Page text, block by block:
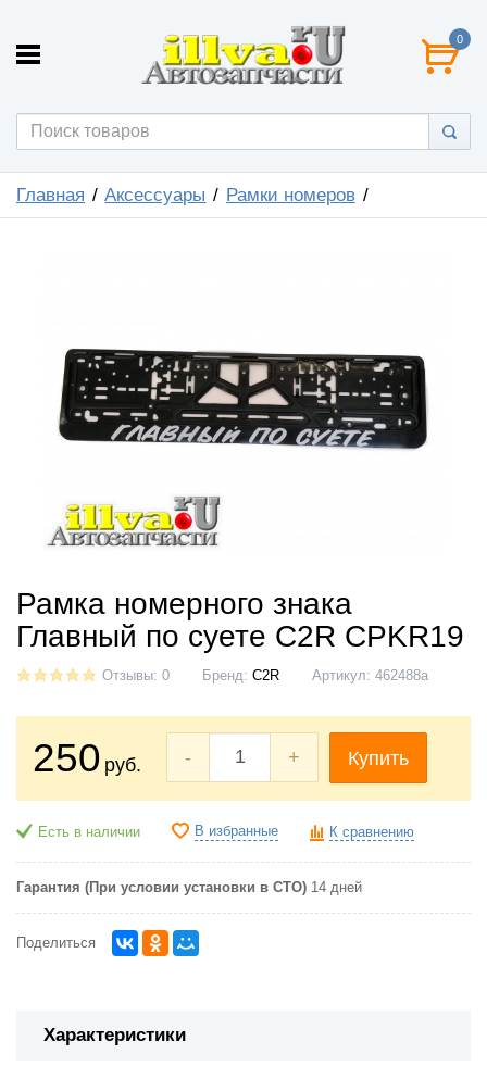
0
Главная Аксессуары Рамки номеров
Рамка номерного знака
Главный по суете C2R CPKR19
Отзывы: 0 Бренд: C2R Артикул: 462488a
250 руб. - + Купить
Есть в наличии В избранные К сравнению
Гарантия (При условии установки в СТО) 14 дней
Поделиться
Характеристики